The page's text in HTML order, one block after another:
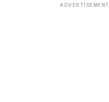
ADVERTISEMENT